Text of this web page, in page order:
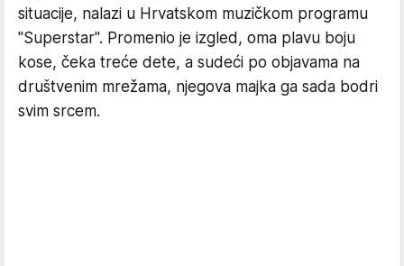
situacije, nalazi u Hrvatskom muzičkom programu
"Superstar". Promenio je izgled, oma plavu boju
kose, čeka treće dete, a sudeći po objavama na
društvenim mrežama, njegova majka ga sada bodri
svim srcem.